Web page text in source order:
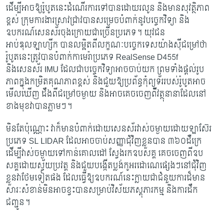
ដើម្បីអាចឱ្យរ៉ូបូតនេះដំណើរការទៅបានដោយរលូន និងមានសុវត្ថិភាព
ខ្ពស់ ក្រុមការងារស្រាវជ្រាវបានសម្រេចបំពាក់នូវបច្ចេកវិទ្យា និង
ឧបករណ៍សេនស័រចុងក្រោយជាច្រើនប្រភេទ។ យុវជន
អាប់ឌុលឡាហ្សីក បានលម្អិតពីលក្ខណៈបច្ចេកទេសយ៉ាងស៊ីជម្រៅថា
រ៉ូបូតនេះត្រូវបានបំពាក់កាមេរ៉ាប្រភេទ RealSense D455f
និងសេនស័រ IMU ដែលជាបច្ចេកវិទ្យាអាចចាប់យក ព្រមទាំងផ្តល់រូប
ភាពក្នុងកម្រិតគុណភាពខ្ពស់ និងជួយឱ្យប្រព័ន្ធកុំព្យូទ័ររបស់រ៉ូបូតអាច
មើលឃើញ ដឹងពីជម្រៅចម្ងាយ និងអាចគេចចេញពីវត្ថុនានាដែលនៅ
ខាងមុខវាបានភ្លាមៗ។
មិនតែប៉ុណ្ណោះ វាក៏មានបំពាក់ដោយសេនស័រវាស់ចម្ងាយដោយឡាស៊ែរ
ប្រភេទ SL LIDAR ដែលអាចចាប់សញ្ញាជុំវិញខ្លួនបាន ៣៦០ដឺក្រេ
ដើម្បីវាស់ចម្ងាយទៅកាន់គោលដៅ ស្វែងរកឧបសគ្គ គេចចេញពីឧប
សគ្គដោយស្វ័យប្រវត្ត និងជួយបង្កើតប្លង់កូអរដោណេផ្សេងៗនៅជុំវិញ
ខ្លួនវាថែមទៀតផង ដែលធ្វើឱ្យឧបករណ៍នេះក្លាយជាជំនួយការដ៏មាន
សារៈសំខាន់មិនអាចខ្វះបានសម្រាប់វិស័យភស្តុភារកម្ម និងការដឹក
ជញ្ជូន។